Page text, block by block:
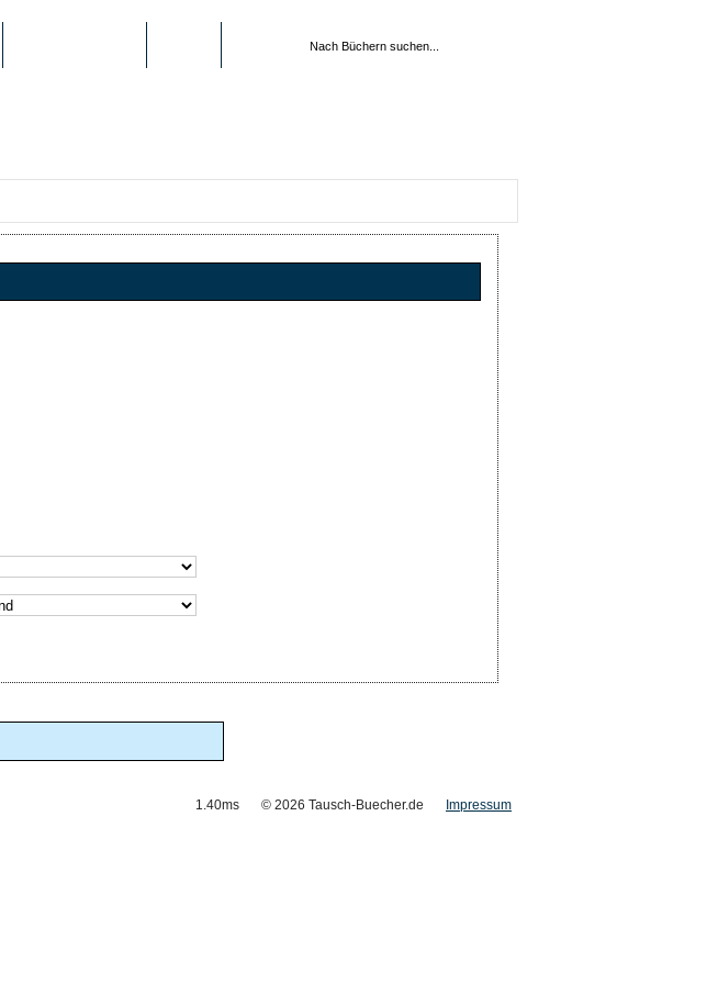
1.40ms © 2026 Tausch-Buecher.de Impressum